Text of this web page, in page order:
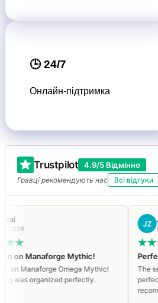
🕒 24/7
Онлайн-підтримка
Trustpilot 4.9/5 Відмінно
Гравці рекомендують нас Всі відгуки
Mythic!
Omega Mythic!
perfectly.
Dec 2025
The service is
perfect. I
recommend it.